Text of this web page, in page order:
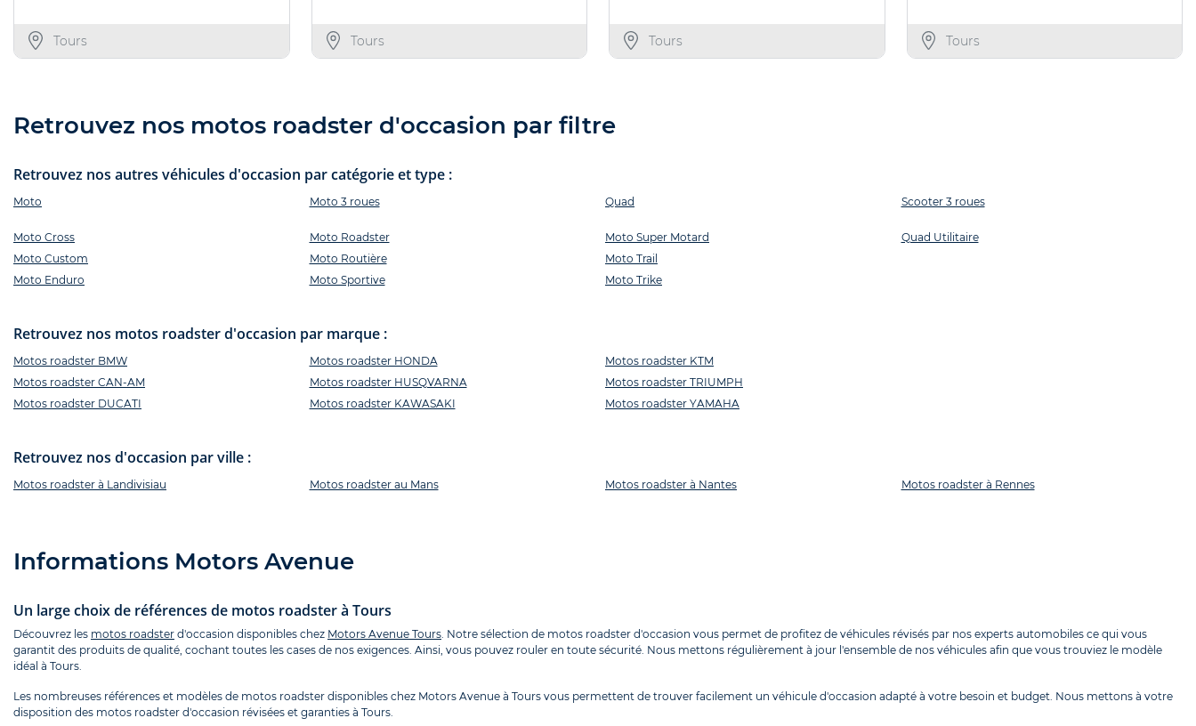
Tours Tours Tours Tours
Retrouvez nos motos roadster d'occasion par filtre
Retrouvez nos autres véhicules d'occasion par catégorie et type :
Moto Moto 3 roues Quad Scooter 3 roues
Moto Cross
Moto Custom
Moto Enduro
Moto Roadster
Moto Routière
Moto Sportive
Moto Super Motard
Moto Trail
Moto Trike
Quad Utilitaire
Retrouvez nos motos roadster d'occasion par marque :
Motos roadster BMW
Motos roadster CAN-AM
Motos roadster DUCATI
Motos roadster HONDA
Motos roadster HUSQVARNA
Motos roadster KAWASAKI
Motos roadster KTM
Motos roadster TRIUMPH
Motos roadster YAMAHA
Retrouvez nos d'occasion par ville :
Motos roadster à Landivisiau Motos roadster au Mans Motos roadster à Nantes Motos roadster à Rennes
Informations Motors Avenue
Un large choix de références de motos roadster à Tours
Découvrez les motos roadster d'occasion disponibles chez Motors Avenue Tours . Notre sélection de motos roadster d'occasion vous permet de profitez de véhicules révisés par nos experts automobiles ce qui vous
garantit des produits de qualité, cochant toutes les cases de nos exigences. Ainsi, vous pouvez rouler en toute sécurité. Nous mettons régulièrement à jour l'ensemble de nos véhicules afin que vous trouviez le modèle
idéal à Tours.
Les nombreuses références et modèles de motos roadster disponibles chez Motors Avenue à Tours vous permettent de trouver facilement un véhicule d'occasion adapté à votre besoin et budget. Nous mettons à votre
disposition des motos roadster d'occasion révisées et garanties à Tours.